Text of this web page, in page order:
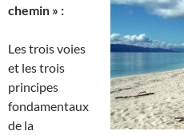
chemin » :
Les trois voies
et les trois
principes
fondamentaux
de la